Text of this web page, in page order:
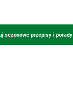
sezonowe przepisy i porady